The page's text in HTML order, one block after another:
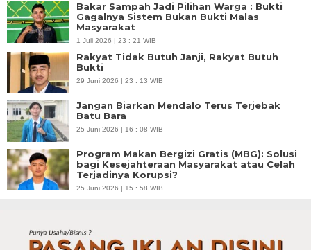
Bakar Sampah Jadi Pilihan Warga : Bukti
Gagalnya Sistem Bukan Bukti Malas
Masyarakat
1 Juli 2026 | 23 : 21 WIB
Rakyat Tidak Butuh Janji, Rakyat Butuh
Bukti
29 Juni 2026 | 23 : 13 WIB
Jangan Biarkan Mendalo Terus Terjebak
Batu Bara
25 Juni 2026 | 16 : 08 WIB
Program Makan Bergizi Gratis (MBG): Solusi
bagi Kesejahteraan Masyarakat atau Celah
Terjadinya Korupsi?
25 Juni 2026 | 15 : 58 WIB